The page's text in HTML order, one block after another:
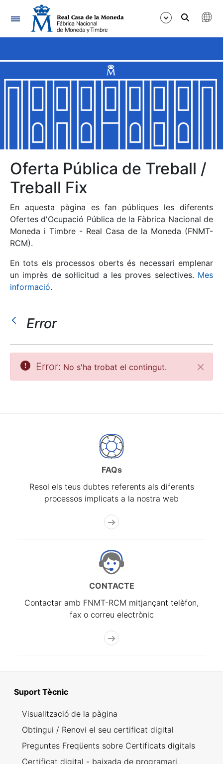
Navegació
Mostra/Amaga
Mostra/Amaga
Mostra/Amaga
Mostra/Amaga
Mostra/Amaga
Mostra/Amaga
Oferta Pública de Treball /
Treball Fix
En aquesta pàgina es fan públiques les diferents
Ofertes d'Ocupació Pública de la Fàbrica Nacional de
Moneda i Timbre - Real Casa de la Moneda (FNMT-
RCM).
En tots els processos oberts és necessari emplenar
un imprès de sol·licitud a les proves selectives. Mes
informació.
Error
Tanca
Error: No s'ha trobat el contingut.
FAQs
Resol els teus dubtes referents als diferents
processos implicats a la nostra web
CONTACTE
Contactar amb FNMT-RCM mitjançant telèfon,
fax o correu electrònic
Suport Tècnic
Visualització de la pàgina
Obtingui / Renovi el seu certificat digital
Preguntes Freqüents sobre Certificats digitals
Certificat digital - baixada de programari